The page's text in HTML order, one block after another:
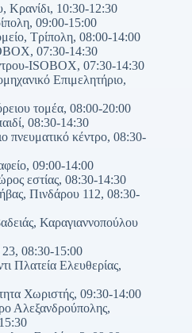
Κρανίδι, 10:30-12:30
09:00-15:00
Τρίπολη, 08:00-14:00
07:30-14:30
ISOBOX, 07:30-14:30
Επιμελητήριο,
τομέα, 08:00-20:00
08:30-14:30
πνευματικό κέντρο, 08:30-
09:00-14:00
εστίας, 08:30-14:30
Πινδάρου 112, 08:30-
Καραγιαννοπούλου
23, 08:30-15:00
Πλατεία Ελευθερίας,
Χωριστής, 09:30-14:00
Αλεξανδρούπολης,